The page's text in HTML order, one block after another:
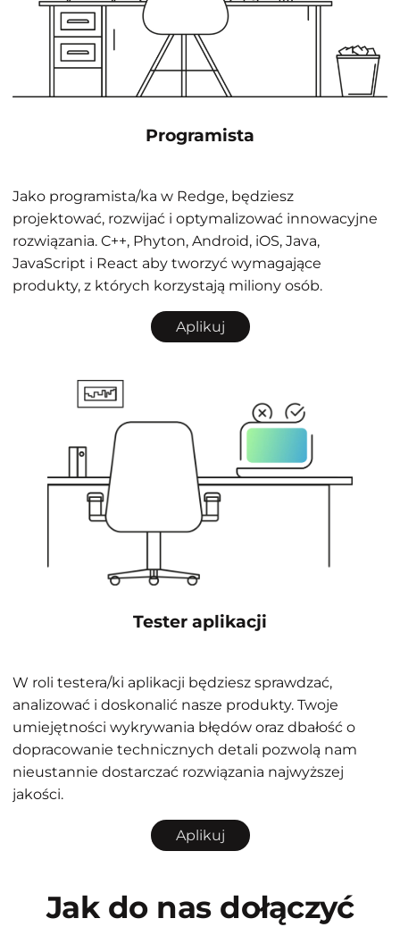
Programista
Jako programista/ka w Redge, będziesz
projektować, rozwijać i optymalizować innowacyjne
rozwiązania. C++, Phyton, Android, iOS, Java,
JavaScript i React aby tworzyć wymagające
produkty, z których korzystają miliony osób.
Aplikuj
Tester aplikacji
W roli testera/ki aplikacji będziesz sprawdzać,
analizować i doskonalić nasze produkty. Twoje
umiejętności wykrywania błędów oraz dbałość o
dopracowanie technicznych detali pozwolą nam
nieustannie dostarczać rozwiązania najwyższej
jakości.
Aplikuj
Jak do nasdołączyć